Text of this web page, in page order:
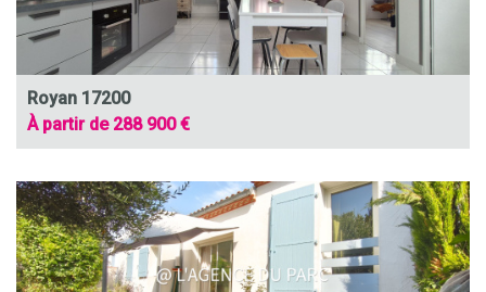
Royan 17200
À partir de 288 900 €